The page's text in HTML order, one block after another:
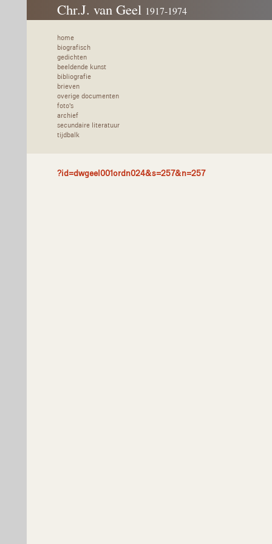
Chr.J. van Geel 1917-1974
home
biografisch
gedichten
beeldende kunst
bibliografie
brieven
overige documenten
foto's
archief
secundaire literatuur
tijdbalk
?id=dwgeel001ordn024&s=257&n=257